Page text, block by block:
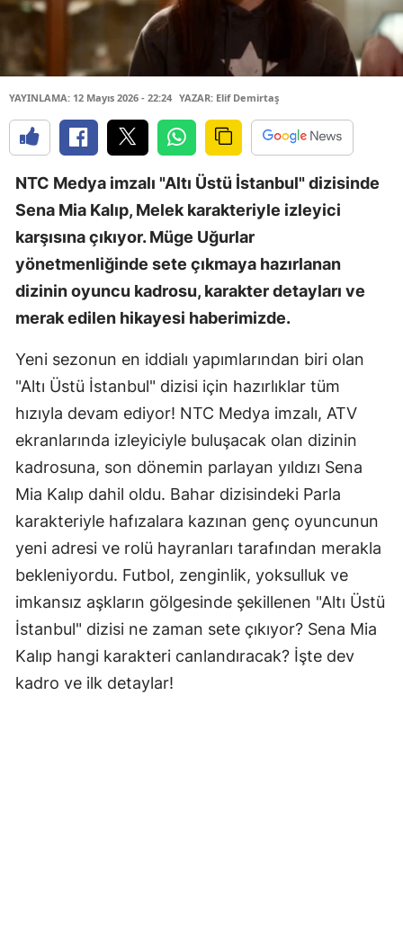
YAYINLAMA: 12 Mayıs 2026 - 22:24 YAZAR: Elif Demirtaş
NTC Medya imzalı "Altı Üstü İstanbul" dizisinde
Sena Mia Kalıp, Melek karakteriyle izleyici
karşısına çıkıyor. Müge Uğurlar
yönetmenliğinde sete çıkmaya hazırlanan
dizinin oyuncu kadrosu, karakter detayları ve
merak edilen hikayesi haberimizde.
Yeni sezonun en iddialı yapımlarından biri olan
"Altı Üstü İstanbul" dizisi için hazırlıklar tüm
hızıyla devam ediyor! NTC Medya imzalı, ATV
ekranlarında izleyiciyle buluşacak olan dizinin
kadrosuna, son dönemin parlayan yıldızı Sena
Mia Kalıp dahil oldu. Bahar dizisindeki Parla
karakteriyle hafızalara kazınan genç oyuncunun
yeni adresi ve rolü hayranları tarafından merakla
bekleniyordu. Futbol, zenginlik, yoksulluk ve
imkansız aşkların gölgesinde şekillenen "Altı Üstü
İstanbul" dizisi ne zaman sete çıkıyor? Sena Mia
Kalıp hangi karakteri canlandıracak? İşte dev
kadro ve ilk detaylar!